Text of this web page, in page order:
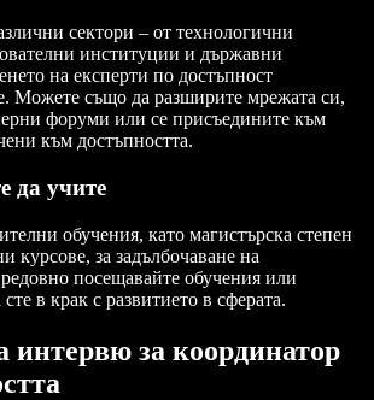
сектори – от технологични
институции и държавни
на експерти по достъпност
Можете също да разширите мрежата си,
форуми или се присъедините към
към достъпността.
да учите
обучения, като магистърска степен
курсове, за задълбочаване на
посещавайте обучения или
в крак с развитието в сферата.
интервю за координатор